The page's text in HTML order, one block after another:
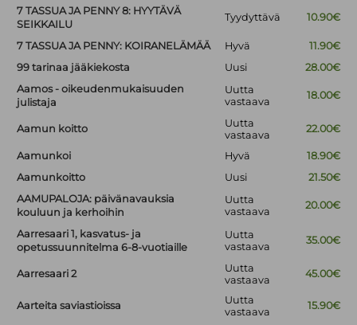
7 TASSUA JA PENNY 8: HYYTÄVÄ
SEIKKAILU
Tyydyttävä 10.90€
7 TASSUA JA PENNY: KOIRANELÄMÄÄ Hyvä
11.90€
99 tarinaa jääkiekosta
Uusi
28.00€
Aamos - oikeudenmukaisuuden
julistaja
Uutta
vastaava
18.00€
Aamun koitto
Uutta
vastaava
22.00€
Aamunkoi Hyvä
18.90€
Aamunkoitto
Uusi
21.50€
AAMUPALOJA: päivänavauksia
kouluun ja kerhoihin
Uutta
vastaava
20.00€
Aarresaari 1, kasvatus- ja
opetussuunnitelma 6-8-vuotiaille
Uutta
vastaava
35.00€
Aarresaari 2
Uutta
vastaava
45.00€
Aarteita saviastioissa
Uutta
vastaava
15.90€